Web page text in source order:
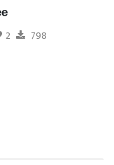
2 798